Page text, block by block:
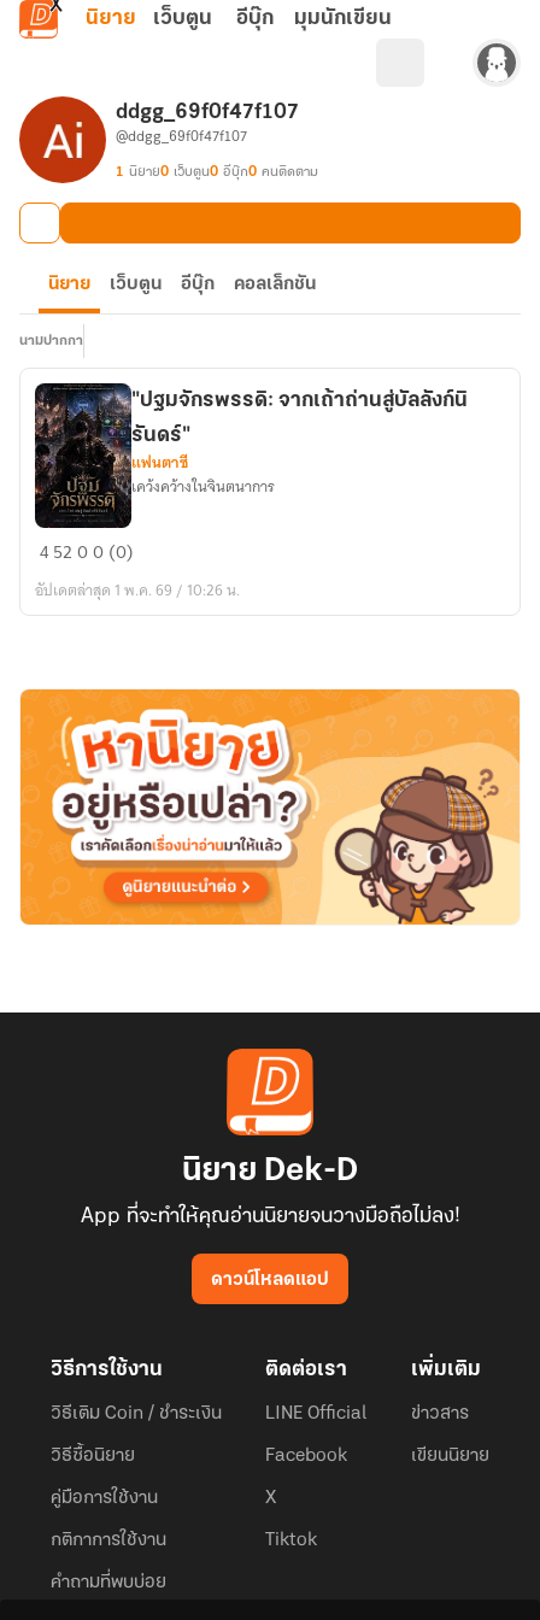
ข้ามไปยังเนื้อหาหลัก
นิยาย เว็บตูน อีบุ๊ก มุมนักเขียน
ddgg_69f0f47f107
@ddgg_69f0f47f107
1 นิยาย0 เว็บตูน0 อีบุ๊ก0 คนติดตาม
นิยาย เว็บตูน อีบุ๊ก คอลเล็กชัน
นามปากกา
"ปฐม
จาก
สู่
บัลลังก์
ดร์"
"ปฐมจักรพรรดิ: จากเถ้าถ่านสู่บัลลังก์นิ
รันดร์"
แฟนตาซี
เคว้งคว้างในจินตนาการ
45200 (0)
อัปเดตล่าสุด 1 พ.ค. 69 / 10:26 น.
นิยาย Dek-D
App ที่จะทำให้คุณอ่านนิยายจนวางมือถือไม่ลง!
ดาวน์โหลดแอป
วิธีการใช้งาน
วิธีเติม Coin / ชำระเงิน
วิธีซื้อนิยาย
คู่มือการใช้งาน
กติกาการใช้งาน
คำถามที่พบบ่อย
ติดต่อเรา
LINE Official
Facebook
X
Tiktok
เพิ่มเติม
ข่าวสาร
เขียนนิยาย